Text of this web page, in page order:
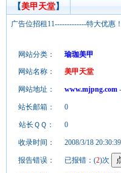
【美甲天堂】
广告位招租11-------------特大优惠
网站分类：
瑜珈美甲
网站名称：
美甲天堂
网站地址： www.mjpng.com -
站长邮箱： 0
站长ＱＱ： 0
收录时间： 2008/3/18 20:30:39
报告错误： 已报错：(2)次